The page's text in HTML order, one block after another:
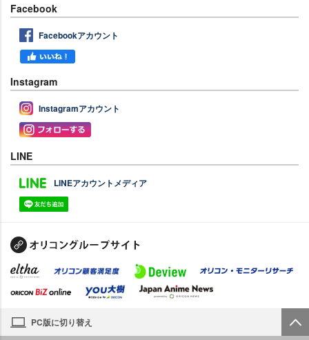
Facebook
Facebookアカウント
Instagram
Instagramアカウント
LINE
LINEアカウントメディア
PC版に切り替え